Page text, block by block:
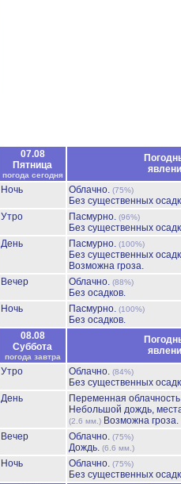
07.08
Пятница
погода сегодня
Ночь
Облачно. (75%)
Без существенных
Утро
Пасмурно. (96%)
Без существенных
День
Пасмурно. (100%)
Без существенных
Возможна гроза.
Вечер
Облачно. (88%)
Без осадков.
Ночь
Пасмурно. (100%)
Без осадков.
08.08
Суббота
погода завтра
Утро
Облачно. (84%)
Без существенных
День
Переменная
Небольшой дождь,
(2.6 мм.) Возможна гроза.
Вечер
Облачно. (75%)
Дождь. (6.6 мм.)
Ночь Облачно. (75%)
Без существенных